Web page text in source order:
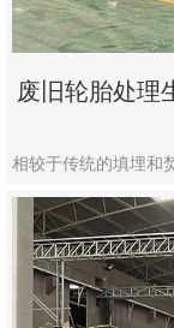
废旧轮胎处理
相较于传统的填埋和